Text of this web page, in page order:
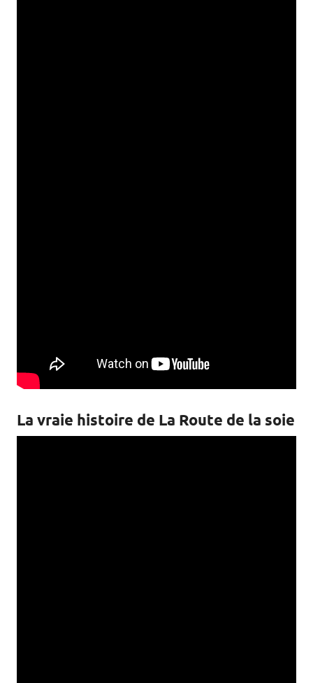
La vraie histoire de La Route de la soie